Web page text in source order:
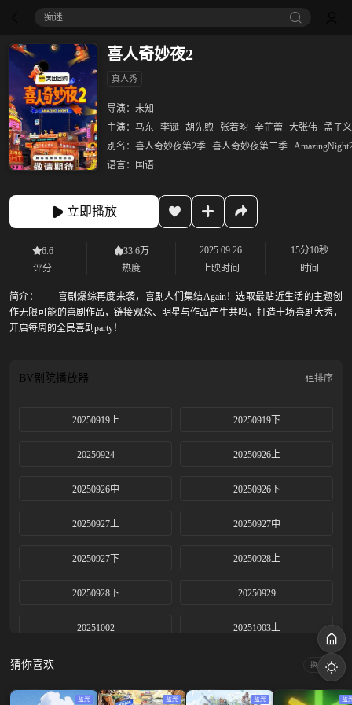
痴迷
喜人奇妙夜2
真人秀
导演： 未知
主演： 马东 李诞 胡先煦 张若昀 辛芷蕾 大张伟
孟子义
别名： 喜人奇妙夜第2季 喜人奇妙夜第二季
语言：
国语
立即播放
6.6
评分
33.6万
热度
2025.09.26
上映时间
15分10秒
时间
简介：
喜剧爆综再度来袭，喜剧人们集结Again！选取最贴近生活的主题创
作无限可能的喜剧作品，链接观众、明星与作品产生共鸣，打造十场喜剧大秀，
开启每周的全民喜剧party！
BV剧院播放器 排序
20250919上 20250919下
20250924 20250926上
20250926中 20250926下
20250927上 20250927中
20250927下 20250928上
20250928下 20250929
20251002 20251003上
20251004中 20251004下
猜你喜欢 换一换
蓝光 蓝光 蓝光 蓝